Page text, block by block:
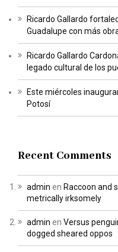
Ricardo Gallardo
Guadalupe con más
Ricardo Gallardo
legado cultural de los
Este miércoles
Potosí
Recent Comments
admin en Raccoon and
metrically irksomely
admin en Versus
dogged sheared oppos